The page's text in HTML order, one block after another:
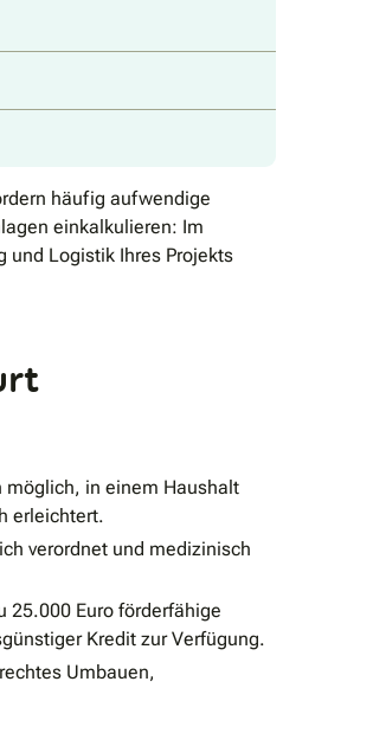
häufig aufwendige
einkalkulieren: Im
und Logistik Ihres Projekts
möglich, in einem Haushalt
erleichtert.
verordnet und medizinisch
25.000 Euro förderfähige
Kredit zur Verfügung.
Umbauen,